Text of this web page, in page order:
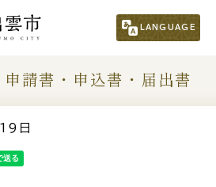
LANGUAGE
らし・行政・議会）
お考えの方
請書・申込書・届出書
日